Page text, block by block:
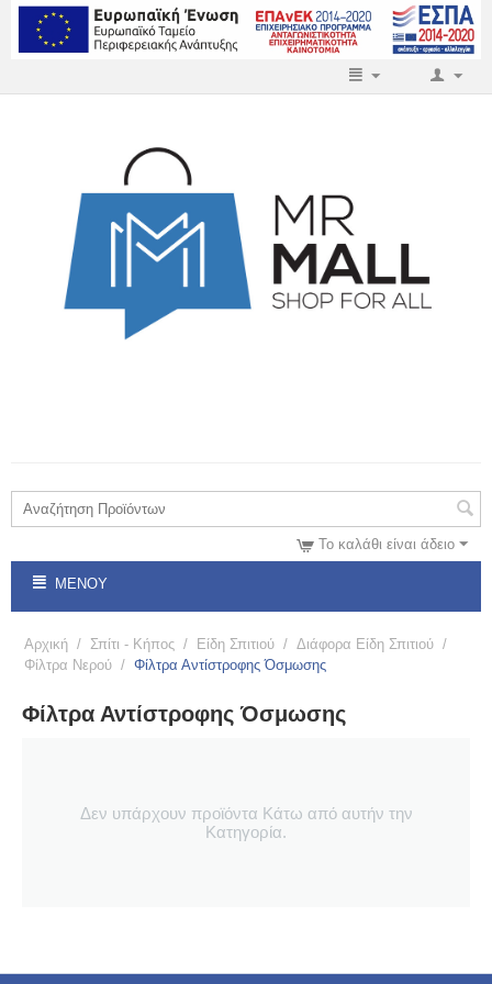
Το καλάθι είναι άδειο
ΜΕΝΟΎ
Αρχική / Σπίτι - Κήπος / Είδη Σπιτιού / Διάφορα Είδη Σπιτιού /
Φίλτρα Νερού / Φίλτρα Αντίστροφης Όσμωσης
Φίλτρα Αντίστροφης Όσμωσης
Δεν υπάρχουν προϊόντα Κάτω από αυτήν την
Κατηγορία.